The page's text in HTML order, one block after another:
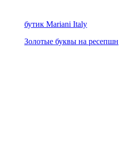
бутик Mariani Italy
Золотые буквы на ресепшн